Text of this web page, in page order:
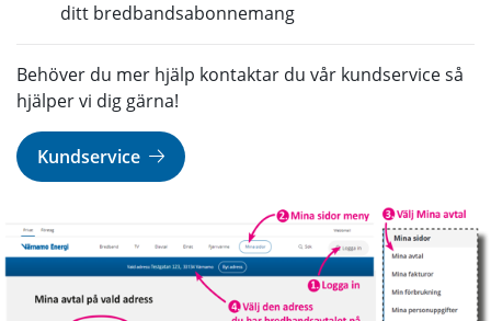
ditt bredbandsabonnemang
Behöver du mer hjälp kontaktar du vår kundservice så
hjälper vi dig gärna!
Kundservice